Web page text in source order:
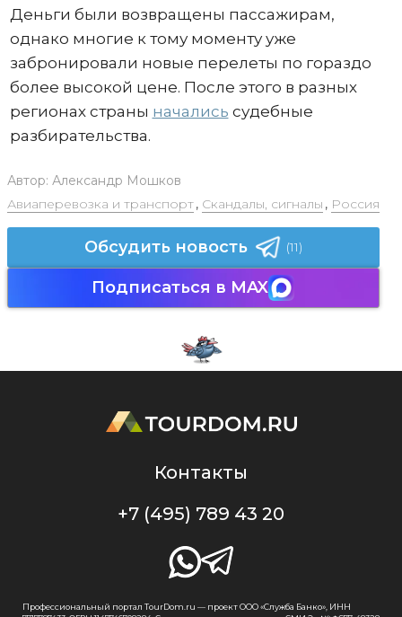
Деньги были возвращены пассажирам,
однако многие к тому моменту уже
забронировали новые перелеты по гораздо
более высокой цене. После этого в разных
регионах страны начались судебные
разбирательства.
Автор: Александр Мошков
Авиаперевозка и транспорт, Скандалы, сигналы , Россия
Обсудить новость (11)
Подписаться в MAX
Контакты
+7 (495) 789 43 20
Профессиональный портал TourDom.ru — проект ООО «Служба Банко», ИНН